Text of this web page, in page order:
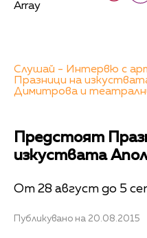
Array
Слушай - Интервю с
Празници на
Димитрова и
Предстоят
изкуствата
От 28 август до 5
Публикувано на 20.08.2015